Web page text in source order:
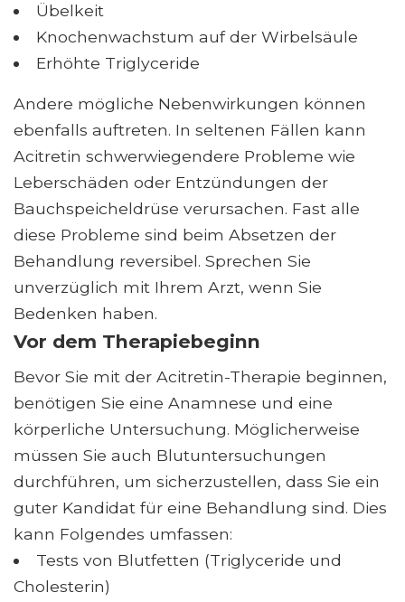
Übelkeit
Knochenwachstum auf der Wirbelsäule
Erhöhte Triglyceride
Andere mögliche Nebenwirkungen können
ebenfalls auftreten. In seltenen Fällen kann
Acitretin schwerwiegendere Probleme wie
Leberschäden oder Entzündungen der
Bauchspeicheldrüse verursachen. Fast alle
diese Probleme sind beim Absetzen der
Behandlung reversibel. Sprechen Sie
unverzüglich mit Ihrem Arzt, wenn Sie
Bedenken haben.
Vor dem Therapiebeginn
Bevor Sie mit der Acitretin-Therapie beginnen,
benötigen Sie eine Anamnese und eine
körperliche Untersuchung. Möglicherweise
müssen Sie auch Blutuntersuchungen
durchführen, um sicherzustellen, dass Sie ein
guter Kandidat für eine Behandlung sind. Dies
kann Folgendes umfassen:
Tests von Blutfetten (Triglyceride und
Cholesterin)